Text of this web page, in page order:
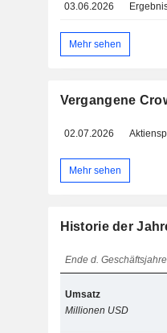
03.06.2026
Mehr sehen
Vergangene
02.07.2026
Mehr sehen
Historie der
Ende d.
Umsatz
Millionen USD